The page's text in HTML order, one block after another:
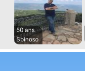
50 ans
Spinoso